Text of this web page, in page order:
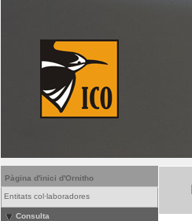
Pàgina d'inici d'Ornitho
Entitats col·laboradores
Consulta